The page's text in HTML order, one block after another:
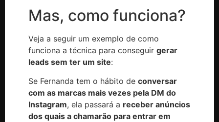
Mas, como funciona?
Veja a seguir um exemplo de como
funciona a técnica para conseguir gerar
leads sem ter um site:
Se Fernanda tem o hábito de conversar
com as marcas mais vezes pela DM do
Instagram, ela passará a receber anúncios
dos quais a chamarão para entrar em